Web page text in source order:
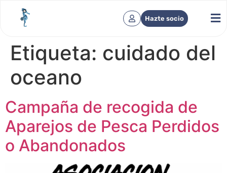
Hazte socio
Etiqueta: cuidado del
oceano
Campaña de recogida de
Aparejos de Pesca Perdidos
o Abandonados